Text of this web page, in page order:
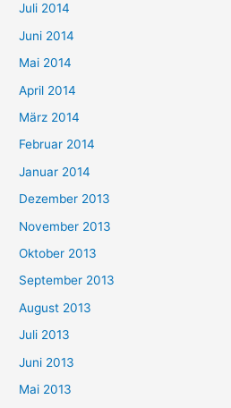
Juli 2014
Juni 2014
Mai 2014
April 2014
März 2014
Februar 2014
Januar 2014
Dezember 2013
November 2013
Oktober 2013
September 2013
August 2013
Juli 2013
Juni 2013
Mai 2013